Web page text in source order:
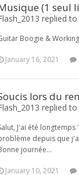
(1 seul
replied
Boogie &
January 16, 2021
lors du
replied
J'ai été
depuis que
journée...
January 10, 2021